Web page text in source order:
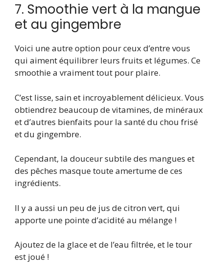
7. Smoothie vert à la mangue
et au gingembre
Voici une autre option pour ceux d’entre vous
qui aiment équilibrer leurs fruits et légumes. Ce
smoothie a vraiment tout pour plaire.
C’est lisse, sain et incroyablement délicieux. Vous
obtiendrez beaucoup de vitamines, de minéraux
et d’autres bienfaits pour la santé du chou frisé
et du gingembre.
Cependant, la douceur subtile des mangues et
des pêches masque toute amertume de ces
ingrédients.
Il y a aussi un peu de jus de citron vert, qui
apporte une pointe d’acidité au mélange !
Ajoutez de la glace et de l’eau filtrée, et le tour
est joué !